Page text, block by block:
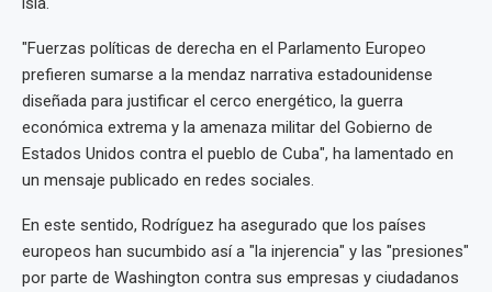
"Fuerzas políticas de derecha en el Parlamento Europeo
prefieren sumarse a la mendaz narrativa estadounidense
diseñada para justificar el cerco energético, la guerra
económica extrema y la amenaza militar del Gobierno de
Estados Unidos contra el pueblo de Cuba", ha lamentado en
un mensaje publicado en redes sociales.
En este sentido, Rodríguez ha asegurado que los países
europeos han sucumbido así a "la injerencia" y las "presiones"
por parte de Washington contra sus empresas y ciudadanos